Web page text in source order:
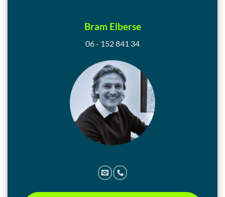
Bram Elberse
06 - 152 841 34